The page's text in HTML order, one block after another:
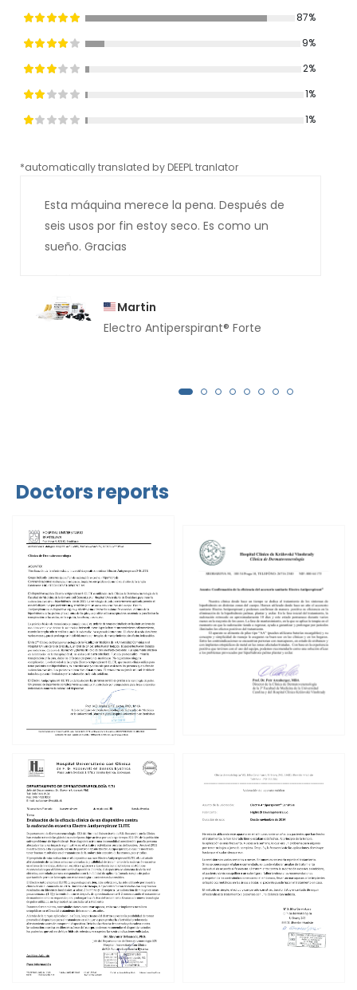
87%
9%
2%
1%
1%
*automatically translated by DEEPL tranlator
Esta máquina merece la pena. Después de
seis usos por fin estoy seco. Es como un
sueño. Gracias
Martin
Electro Antiperspirant® Forte
Doctors reports